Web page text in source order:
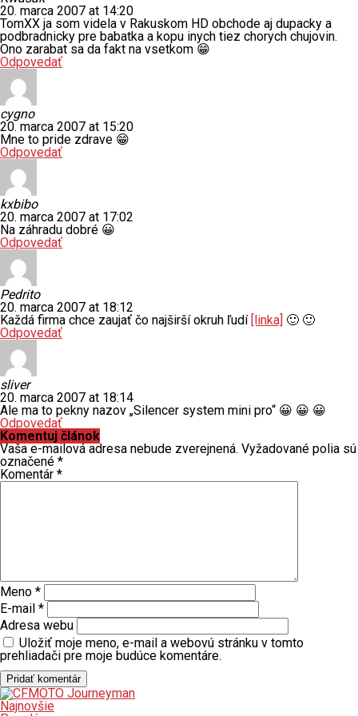
20. marca 2007 at 14:20
TomXX ja som videla v Rakuskom HD obchode aj dupacky a
podbradnicky pre babatka a kopu inych tiez chorych chujovin.
Ono zarabat sa da fakt na vsetkom 😁
Odpovedať
cygno
20. marca 2007 at 15:20
Mne to pride zdrave 😁
Odpovedať
kxbibo
20. marca 2007 at 17:02
Na záhradu dobré 😀
Odpovedať
Pedrito
20. marca 2007 at 18:12
Každá firma chce zaujať čo najširší okruh ľudí
[linka] 🙂 🙂
Odpovedať
sliver
20. marca 2007 at 18:14
Ale ma to pekny nazov „Silencer system mini pro“ 😀 😀 😀
Odpovedať
Komentuj článok
Vaša e-mailová adresa nebude zverejnená. Vyžadované polia sú
označené *
Komentár *
Meno *
E-mail *
Adresa webu
Uložiť moje meno, e-mail a webovú stránku v tomto
prehliadači pre moje budúce komentáre.
Najnovšie